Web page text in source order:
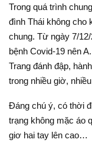
Trong quá trình
đình Thái không cho
chung. Từ ngày 7/
bệnh Covid-19 nên
Trang đánh đập,
trong nhiều giờ,
Đáng chú ý, có thời
trạng không mặc áo
giơ hai tay lên cao…